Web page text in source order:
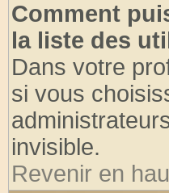
Comment
la liste des
Dans votre
si vous
invisible.
Revenir en